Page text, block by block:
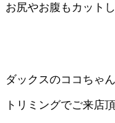
福
店）
｜
お尻やお腹もカット
ダックスのココちゃ
トリミングでご来店